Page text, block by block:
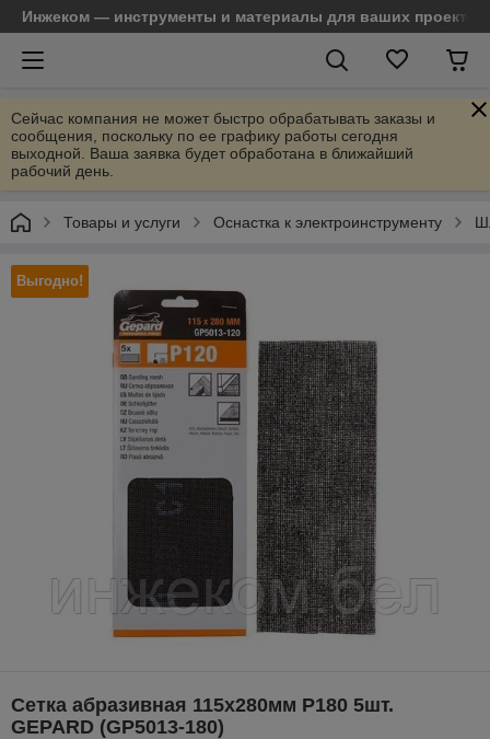
Инжеком — инструменты и материалы для ваших проектов
Сейчас компания не может быстро обрабатывать заказы и
сообщения, поскольку по ее графику работы сегодня
выходной. Ваша заявка будет обработана в ближайший
рабочий день.
Товары и услуги Оснастка к электроинструменту
Выгодно!
Сетка абразивная 115х280мм Р180 5шт.
GEPARD (GP5013-180)